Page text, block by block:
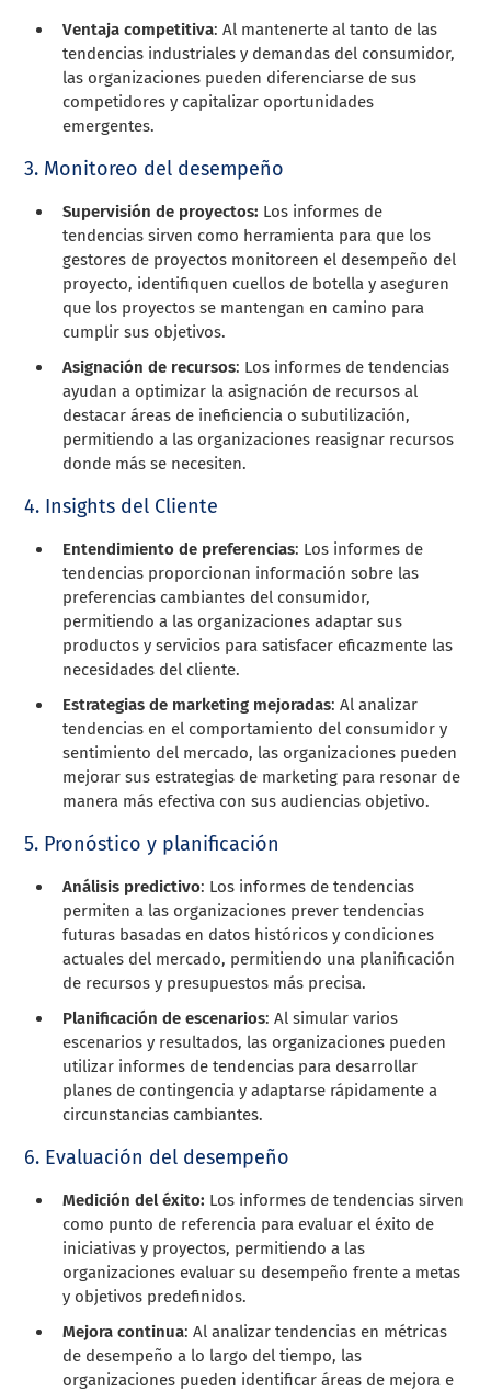
Ventaja competitiva: Al mantenerte al tanto de las
tendencias industriales y demandas del consumidor,
las organizaciones pueden diferenciarse de sus
competidores y capitalizar oportunidades
emergentes.
3. Monitoreo del desempeño
Supervisión de proyectos: Los informes de
tendencias sirven como herramienta para que los
gestores de proyectos monitoreen el desempeño del
proyecto, identifiquen cuellos de botella y aseguren
que los proyectos se mantengan en camino para
cumplir sus objetivos.
Asignación de recursos: Los informes de tendencias
ayudan a optimizar la asignación de recursos al
destacar áreas de ineficiencia o subutilización,
permitiendo a las organizaciones reasignar recursos
donde más se necesiten.
4. Insights del Cliente
Entendimiento de preferencias: Los informes de
tendencias proporcionan información sobre las
preferencias cambiantes del consumidor,
permitiendo a las organizaciones adaptar sus
productos y servicios para satisfacer eficazmente las
necesidades del cliente.
Estrategias de marketing mejoradas: Al analizar
tendencias en el comportamiento del consumidor y
sentimiento del mercado, las organizaciones pueden
mejorar sus estrategias de marketing para resonar de
manera más efectiva con sus audiencias objetivo.
5. Pronóstico y planificación
Análisis predictivo: Los informes de tendencias
permiten a las organizaciones prever tendencias
futuras basadas en datos históricos y condiciones
actuales del mercado, permitiendo una planificación
de recursos y presupuestos más precisa.
Planificación de escenarios: Al simular varios
escenarios y resultados, las organizaciones pueden
utilizar informes de tendencias para desarrollar
planes de contingencia y adaptarse rápidamente a
circunstancias cambiantes.
6. Evaluación del desempeño
Medición del éxito: Los informes de tendencias sirven
como punto de referencia para evaluar el éxito de
iniciativas y proyectos, permitiendo a las
organizaciones evaluar su desempeño frente a metas
y objetivos predefinidos.
Mejora continua: Al analizar tendencias en métricas
de desempeño a lo largo del tiempo, las
organizaciones pueden identificar áreas de mejora e